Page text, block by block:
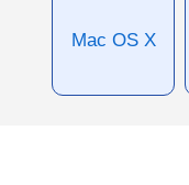
Mac OS X